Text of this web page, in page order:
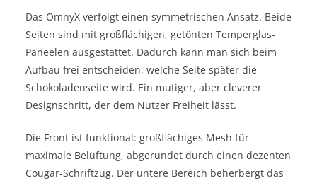
Das OmnyX verfolgt einen symmetrischen Ansatz. Beide
Seiten sind mit großflächigen, getönten Temperglas-
Paneelen ausgestattet. Dadurch kann man sich beim
Aufbau frei entscheiden, welche Seite später die
Schokoladenseite wird. Ein mutiger, aber cleverer
Designschritt, der dem Nutzer Freiheit lässt.
Die Front ist funktional: großflächiges Mesh für
maximale Belüftung, abgerundet durch einen dezenten
Cougar-Schriftzug. Der untere Bereich beherbergt das